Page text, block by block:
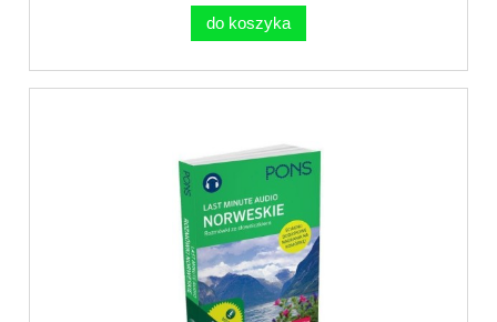
do koszyka